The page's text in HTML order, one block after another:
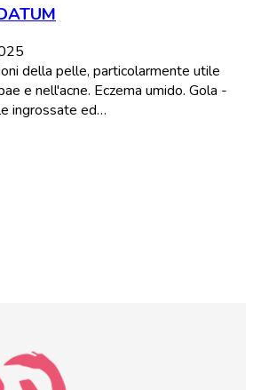
della pelle, particolarmente utile
e nell'acne. Eczema umido. Gola -
ingrossate ed…